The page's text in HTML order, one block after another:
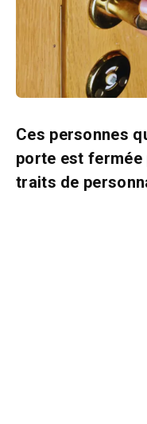
Ces personnes
porte est
traits de